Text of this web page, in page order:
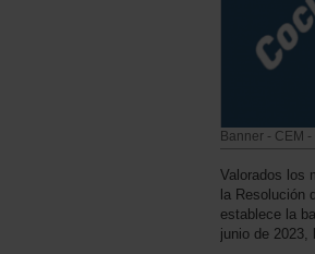
Banner - CEM
Valorados los
la Resolución
establece la
junio de 2023,